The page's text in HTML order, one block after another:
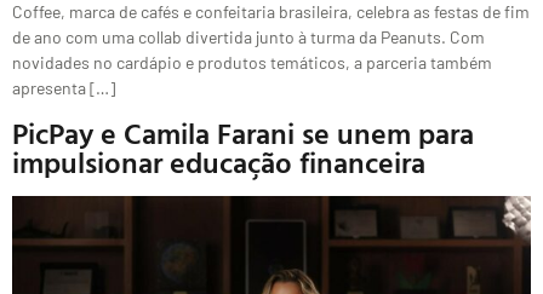
Coffee, marca de cafés e confeitaria brasileira, celebra as festas de fim
de ano com uma collab divertida junto à turma da Peanuts. Com
novidades no cardápio e produtos temáticos, a parceria também
apresenta […]
PicPay e Camila Farani se unem para
impulsionar educação financeira